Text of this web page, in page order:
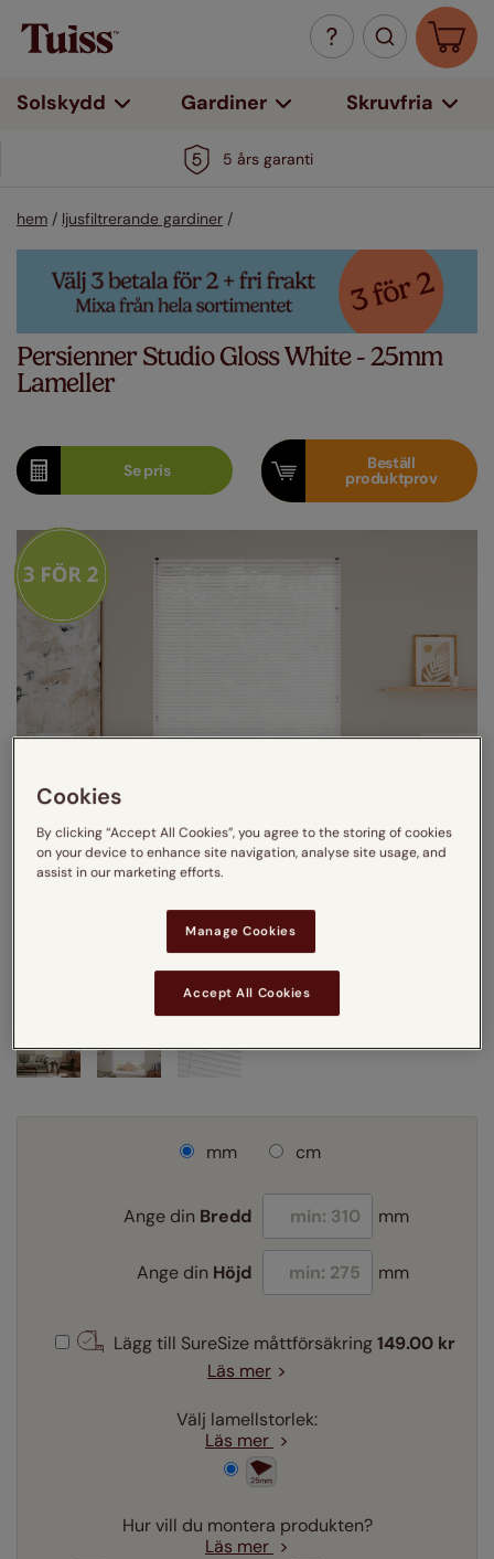
Solskydd Gardiner Skruvfria
5 års garanti
hem / ljusfiltrerande gardiner /
Persienner Studio Gloss White - 25mm
Lameller
Sepris Beställ
produktprov
mm cm
Ange din Bredd mm
Ange din Höjd mm
Lägg till SureSize måttförsäkring 149.00 kr
Läs mer
Välj lamellstorlek:
Läs mer
Hur vill du montera produkten?
Läs mer
Cookies
By clicking “Accept All Cookies”, you agree to the storing of cookies
on your device to enhance site navigation, analyse site usage, and
assist in our marketing efforts.
Manage Cookies
Accept All Cookies